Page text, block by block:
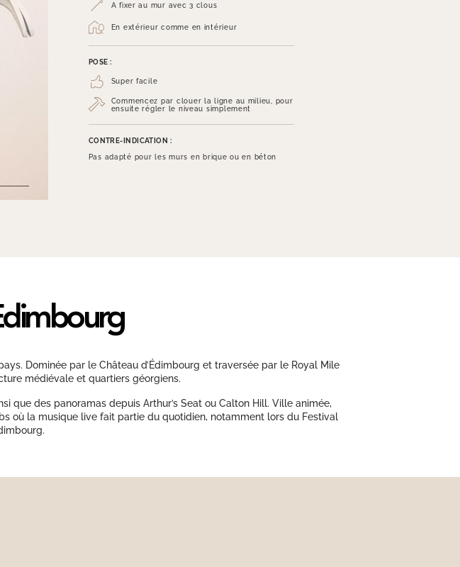
A fixer au mur avec 3 clous
En extérieur comme en intérieur
POSE :
Super facile
Commencez par clouer la ligne au milieu, pour
ensuite régler le niveau simplement
CONTRE-INDICATION :
Pas adapté pour les murs en brique ou en béton
Dominée par le Château d’Édimbourg et traversée par le Royal Mile
médiévale et quartiers géorgiens.
que des panoramas depuis Arthur’s Seat ou Calton Hill. Ville animée,
où la musique live fait partie du quotidien, notamment lors du Festival